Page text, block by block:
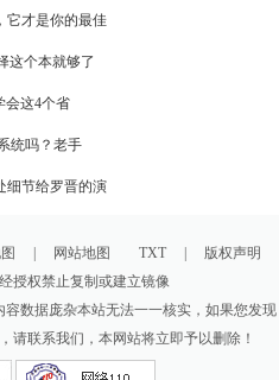
它才是你的最佳
这个本就够了
会这4个省
统吗？老手
细节给罗晋的演
网站地图 TXT
版权声明
授权禁止复制或建立镜像
数据庞杂本站无法一一核实，如果您发现
请联系我们，本网站将立即予以删除！